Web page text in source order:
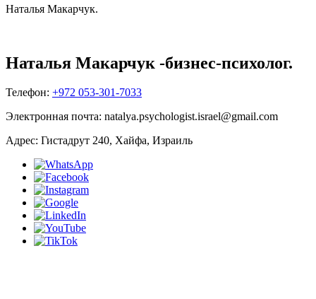
Наталья Макарчук.
Наталья Макарчук -бизнес-психолог.
Телефон: +972 053-301-7033
Электронная почта: natalya.psychologist.israel@gmail.com
Адрес: Гистадрут 240, Хайфа, Израиль